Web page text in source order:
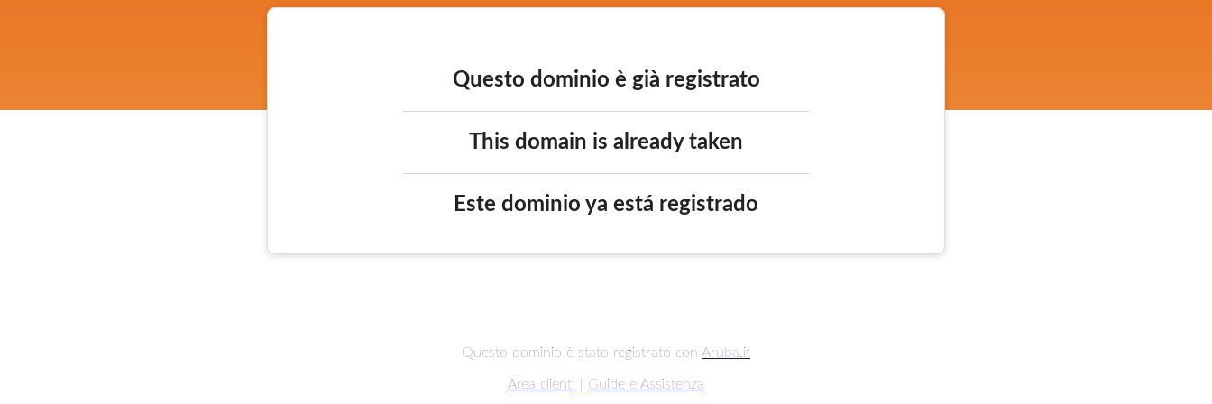
Questo dominio è già registrato
This domain is already taken
Este dominio ya está registrado
Questo dominio è stato registrato con Aruba.it
Area clienti Guide e Assistenza